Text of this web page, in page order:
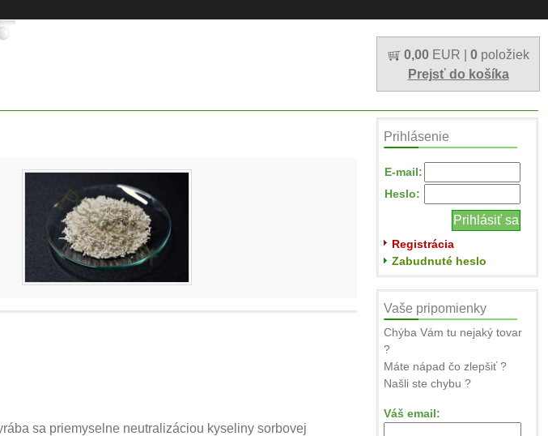
0,00 EUR | 0 položiek
Prejsť do košíka
sa priemyselne neutralizáciou kyseliny sorbovej
Prihlásenie
E-mail:
Heslo:
Registrácia
Zabudnuté heslo
Vaše pripomienky
Chýba Vám tu nejaký tovar
?
Máte nápad čo zlepšiť ?
Našli ste chybu ?
Váš email: